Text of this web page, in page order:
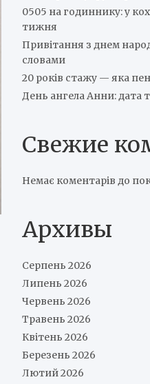
0505 на годиннику: у
тижня
Привітання з днем
словами
20 років стажу — яка
День ангела Анни: дата
Свежие
Немає коментарів до
Архивы
Серпень 2026
Липень 2026
Червень 2026
Травень 2026
Квітень 2026
Березень 2026
Лютий 2026